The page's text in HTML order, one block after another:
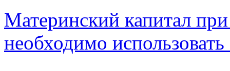
Материнский капитал
необходимо использовать